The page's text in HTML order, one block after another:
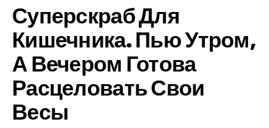
Суперскраб Для
Кишечника. Пью Утром,
А Вечером Готова
Расцеловать Свои
Весы